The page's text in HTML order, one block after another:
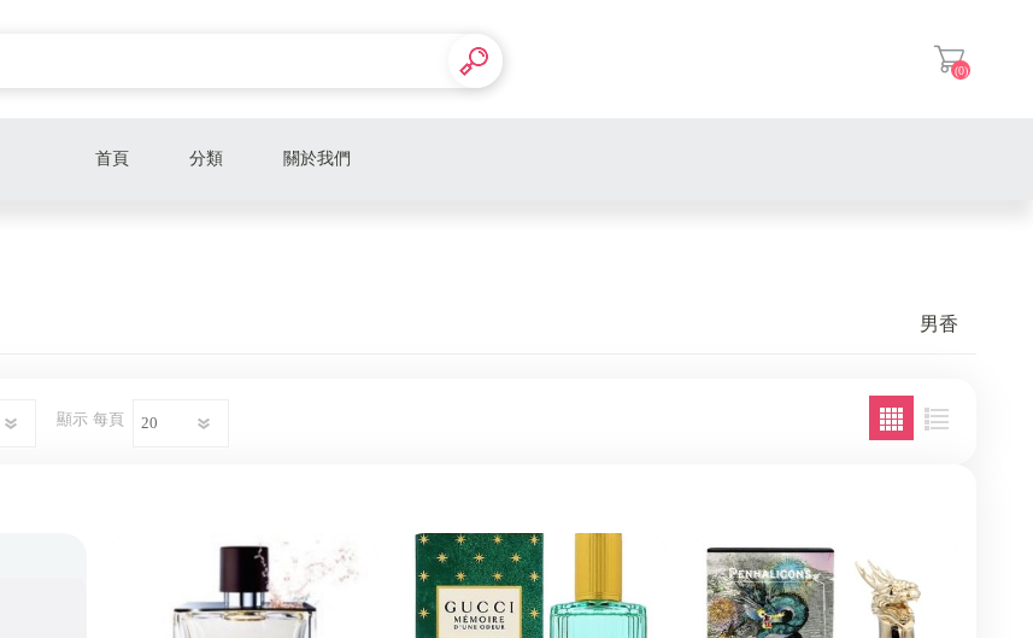
(0)
首頁 分類
🎁熱銷送禮首選🎁
Tester（環保白盒包裝）價格超級甜！！！
關於我們
男香
顯示 每頁